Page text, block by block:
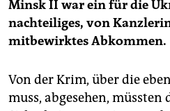
Minsk II war ein für die
nachteiliges, von
mitbewirktes Abkommen.
Von der Krim, über die
muss, abgesehen, müssten